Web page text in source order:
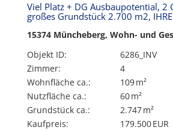
Viel Platz + DG Ausbaupotential, 2
großes Grundstück 2.700 m2, IHRE
15374 Müncheberg, Wohn- und
Objekt ID:
6286_INV
Zimmer:
4
Wohnfläche ca.:
109 m²
Nutzfläche ca.:
60 m²
Grund­stück ca.:
2.747 m²
Kaufpreis:
179.500 EUR